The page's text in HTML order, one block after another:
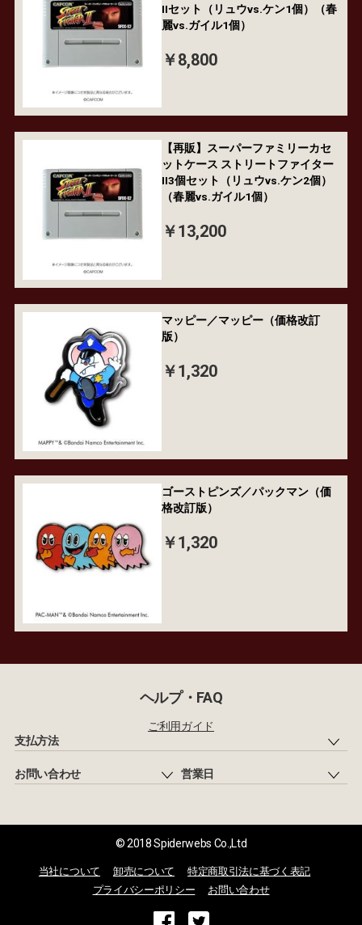
IIセット（リュウvs.ケン1個）（春
麗vs.ガイル1個）
￥8,800
【再販】スーパーファミリーカセ
ットケース ストリートファイター
II3個セット（リュウvs.ケン2個）
（春麗vs.ガイル1個）
￥13,200
マッピー／マッピー（価格改訂
版）
￥1,320
ゴーストピンズ／パックマン（価
格改訂版）
￥1,320
ヘルプ・FAQ
ご利用ガイド
支払方法
お問い合わせ 営業日
© 2018 Spiderwebs Co.,Ltd
当社について 卸売について
特定商取引法に基づく表記
プライバシーポリシー
お問い合わせ